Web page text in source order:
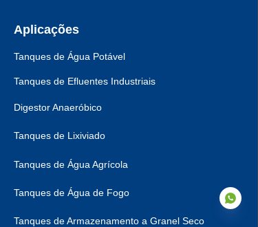
Aplicações
Tanques de Água Potável
Tanques de Efluentes Industriais
Digestor Anaeróbico
Tanques de Lixiviado
Tanques de Água Agrícola
Tanques de Água de Fogo
Tanques de Armazenamento a Granel Seco